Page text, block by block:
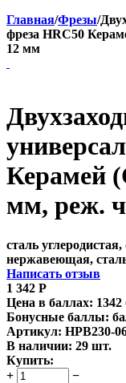
Главная/Фрезы/
фреза HRC50
12 мм
Керамей
мм, реж.
сталь
нержавеющая,
Написать отзыв
1 342 Р
Цена в баллах: 1342
Бонусные баллы:
Артикул: HPB230-
В наличии: 29 шт.
Купить:
+
−